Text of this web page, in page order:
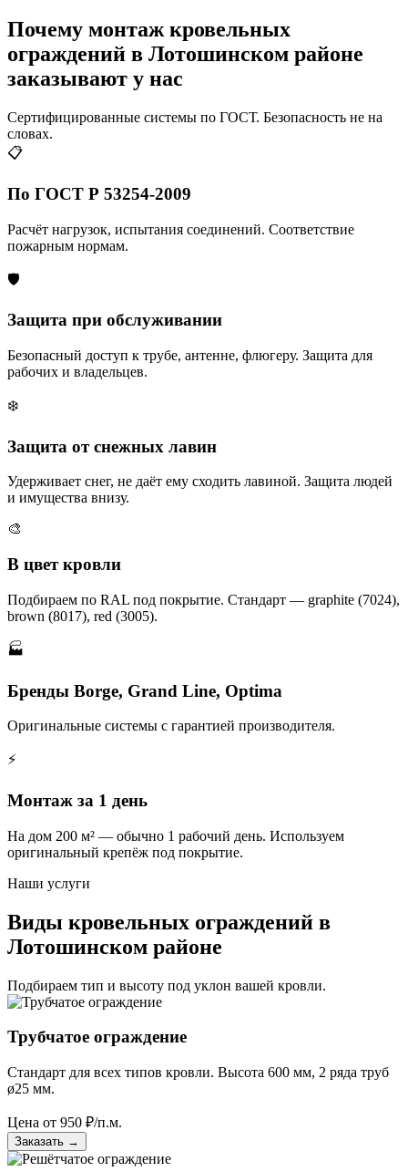
Почему монтаж кровельных
ограждений в Лотошинском районе
заказывают у нас
Сертифицированные системы по ГОСТ. Безопасность не на
словах.
📋
По ГОСТ Р 53254-2009
Расчёт нагрузок, испытания соединений. Соответствие
пожарным нормам.
🛡️
Защита при обслуживании
Безопасный доступ к трубе, антенне, флюгеру. Защита для
рабочих и владельцев.
❄️
Защита от снежных лавин
Удерживает снег, не даёт ему сходить лавиной. Защита людей
и имущества внизу.
🎨
В цвет кровли
Подбираем по RAL под покрытие. Стандарт — graphite (7024),
brown (8017), red (3005).
🏭
Бренды Borge, Grand Line, Optima
Оригинальные системы с гарантией производителя.
⚡
Монтаж за 1 день
На дом 200 м² — обычно 1 рабочий день. Используем
оригинальный крепёж под покрытие.
Наши услуги
Виды кровельных ограждений в
Лотошинском районе
Подбираем тип и высоту под уклон вашей кровли.
Трубчатое ограждение
Стандарт для всех типов кровли. Высота 600 мм, 2 ряда труб
ø25 мм.
Цена от 950 ₽/п.м.
Заказать →